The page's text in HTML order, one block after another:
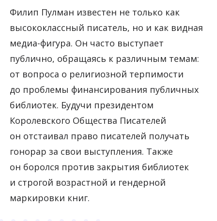
Филип Пулман известен не только как
высококлассный писатель, но и как видная
медиа-фигура. Он часто выступает
публично, обращаясь к различным темам:
от вопроса о религиозной терпимости
до проблемы финансирования публичных
библиотек. Будучи президентом
Королевского Общества Писателей
он отстаивал право писателей получать
гонорар за свои выступления. Также
он боролся против закрытия библиотек
и строгой возрастной и гендерной
маркировки книг.